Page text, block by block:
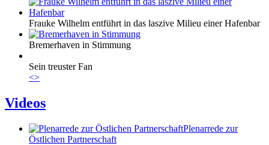
Frauke Wilhelm entführt in das laszive Milieu einer Hafenbar
Bremerhaven in Stimmung
Sein treuster Fan
<>
Videos
Plenarrede zur
Östlichen Partnerschaft